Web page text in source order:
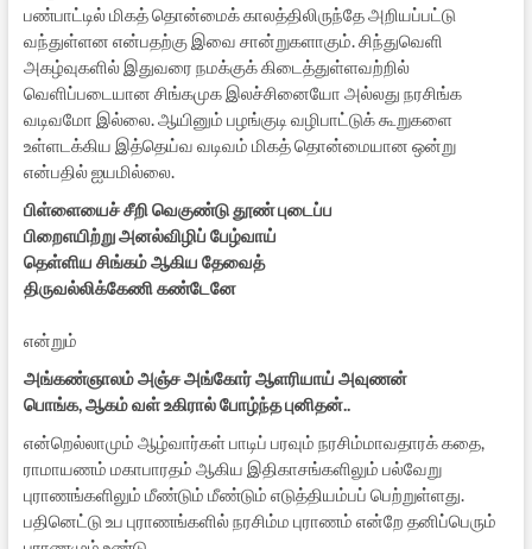
பண்பாட்டில் மிகத் தொன்மைக் காலத்திலிருந்தே அறியப்பட்டு
வந்துள்ளன என்பதற்கு இவை சான்றுகளாகும். சிந்துவெளி
அகழ்வுகளில் இதுவரை நமக்குக் கிடைத்துள்ளவற்றில்
வெளிப்படையான சிங்கமுக இலச்சினையோ அல்லது நரசிங்க
வடிவமோ இல்லை. ஆயினும் பழங்குடி வழிபாட்டுக் கூறுகளை
உள்ளடக்கிய இத்தெய்வ வடிவம் மிகத் தொன்மையான ஒன்று
என்பதில் ஐயமில்லை.
பிள்ளையைச் சீறி வெகுண்டு தூண் புடைப்ப
பிறைஎயிற்று அனல்விழிப் பேழ்வாய்
தெள்ளிய சிங்கம் ஆகிய தேவைத்
திருவல்லிக்கேணி கண்டேனே
என்றும்
அங்கண்ஞாலம் அஞ்ச அங்கோர் ஆளரியாய் அவுணன்
பொங்க, ஆகம் வள் உகிரால் போழ்ந்த புனிதன்..
என்றெல்லாமும் ஆழ்வார்கள் பாடிப் பரவும் நரசிம்மாவதாரக் கதை,
ராமாயணம் மகாபாரதம் ஆகிய இதிகாசங்களிலும் பல்வேறு
புராணங்களிலும் மீண்டும் மீண்டும் எடுத்தியம்பப் பெற்றுள்ளது.
பதினெட்டு உப புராணங்களில் நரசிம்ம புராணம் என்றே தனிப்பெரும்